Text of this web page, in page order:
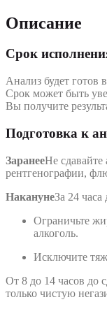
Описание
Срок
Анализ будет готов
Срок может быть
Вы получите
Подготовка к
ЗаранееНе сдавайте
рентгенографии,
НаканунеЗа 24 часа
Ограничьте
алкоголь.
Исключите
От 8 до 14 часов до
только чистую